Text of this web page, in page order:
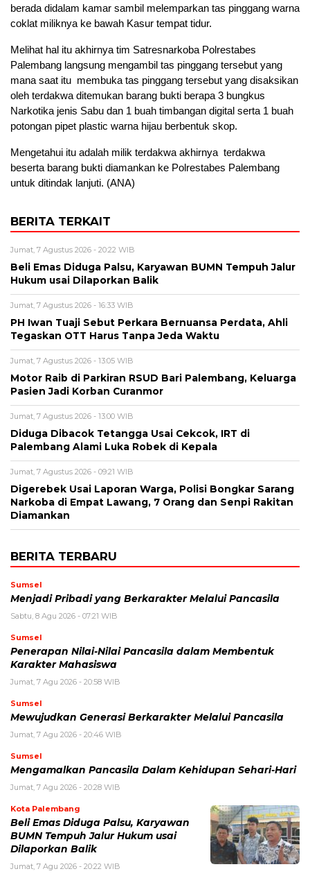
berada didalam kamar sambil melemparkan tas pinggang warna
coklat miliknya ke bawah Kasur tempat tidur.
Melihat hal itu akhirnya tim Satresnarkoba Polrestabes
Palembang langsung mengambil tas pinggang tersebut yang
mana saat itu membuka tas pinggang tersebut yang disaksikan
oleh terdakwa ditemukan barang bukti berapa 3 bungkus
Narkotika jenis Sabu dan 1 buah timbangan digital serta 1 buah
potongan pipet plastic warna hijau berbentuk skop.
Mengetahui itu adalah milik terdakwa akhirnya terdakwa
beserta barang bukti diamankan ke Polrestabes Palembang
untuk ditindak lanjuti. (ANA)
BERITA TERKAIT
Jumat, 7 Agustus 2026 - 20:22 WIB
Beli Emas Diduga Palsu, Karyawan BUMN Tempuh Jalur
Hukum usai Dilaporkan Balik
Jumat, 7 Agustus 2026 - 16:33 WIB
PH Iwan Tuaji Sebut Perkara Bernuansa Perdata, Ahli
Tegaskan OTT Harus Tanpa Jeda Waktu
Jumat, 7 Agustus 2026 - 13:05 WIB
Motor Raib di Parkiran RSUD Bari Palembang, Keluarga
Pasien Jadi Korban Curanmor
Jumat, 7 Agustus 2026 - 13:00 WIB
Diduga Dibacok Tetangga Usai Cekcok, IRT di
Palembang Alami Luka Robek di Kepala
Jumat, 7 Agustus 2026 - 09:21 WIB
Digerebek Usai Laporan Warga, Polisi Bongkar Sarang
Narkoba di Empat Lawang, 7 Orang dan Senpi Rakitan
Diamankan
BERITA TERBARU
Sumsel
Menjadi Pribadi yang Berkarakter Melalui Pancasila
Sabtu, 8 Agu 2026 - 07:21 WIB
Sumsel
Penerapan Nilai-Nilai Pancasila dalam Membentuk
Karakter Mahasiswa
Jumat, 7 Agu 2026 - 20:58 WIB
Sumsel
Mewujudkan Generasi Berkarakter Melalui Pancasila
Jumat, 7 Agu 2026 - 20:46 WIB
Sumsel
Mengamalkan Pancasila Dalam Kehidupan Sehari-Hari
Jumat, 7 Agu 2026 - 20:28 WIB
Kota Palembang
Beli Emas Diduga Palsu, Karyawan
BUMN Tempuh Jalur Hukum usai
Dilaporkan Balik
Jumat, 7 Agu 2026 - 20:22 WIB